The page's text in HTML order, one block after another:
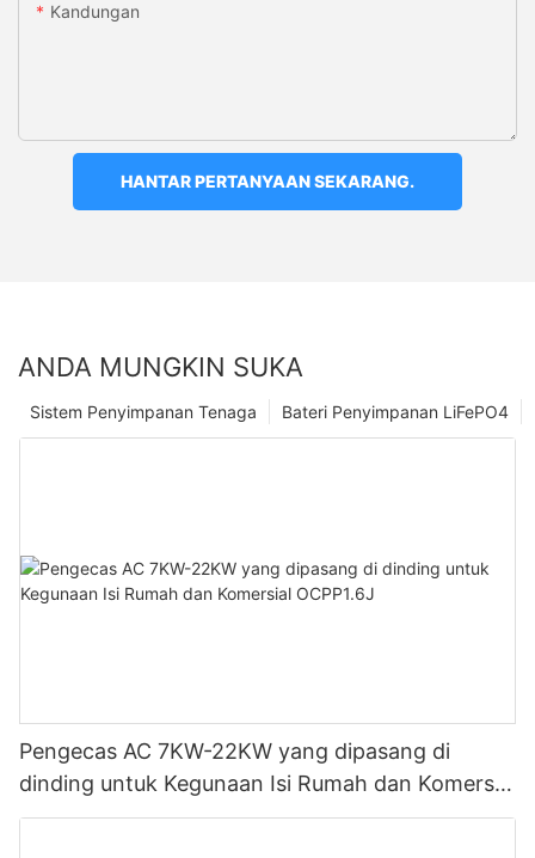
Kandungan
HANTAR PERTANYAAN SEKARANG.
ANDA MUNGKIN SUKA
Bateri Penyimpanan LiFePO4
Sistem Penyimpanan Tenaga
Pengecas AC 7KW-22KW yang dipasang di
dinding untuk Kegunaan Isi Rumah dan Komersial
OCPP1.6J